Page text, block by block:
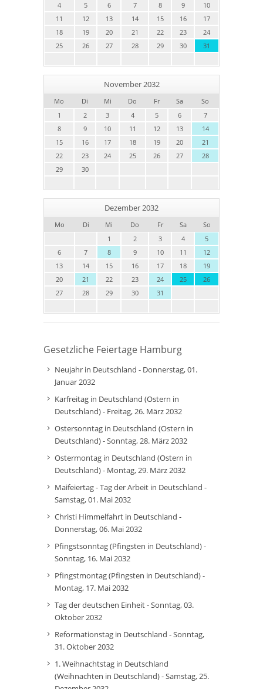
4 5 6 7 8 9
10
11
12 13 14 15 16
17
18
19 20 21 22 23
24
25
26 27 28 29 30 31
November 2032
Mo Di Mi Do Fr Sa
So
1
2 3 4 5 6
7
8
9 10 11 12 13
14
15
16 17 18 19 20
21
22
23 24 25 26 27
28
29
30
Dezember 2032
Mo Di Mi Do Fr Sa
So
1
2 3 4
5
6
7 8 9 10 11
12
13
14 15 16 17 18
19
20
21 22 23 24 25
26
27
28 29 30 31
Gesetzliche Feiertage Hamburg
Neujahr in Deutschland - Donnerstag, 01.
Januar 2032
Karfreitag in Deutschland (Ostern in
Deutschland) - Freitag, 26. März 2032
Ostersonntag in Deutschland (Ostern in
Deutschland) - Sonntag, 28. März 2032
Ostermontag in Deutschland (Ostern in
Deutschland) - Montag, 29. März 2032
Maifeiertag - Tag der Arbeit in Deutschland -
Samstag, 01. Mai 2032
Christi Himmelfahrt in Deutschland -
Donnerstag, 06. Mai 2032
Pfingstsonntag (Pfingsten in Deutschland) -
Sonntag, 16. Mai 2032
Pfingstmontag (Pfingsten in Deutschland) -
Montag, 17. Mai 2032
Tag der deutschen Einheit - Sonntag, 03.
Oktober 2032
Reformationstag in Deutschland - Sonntag,
31. Oktober 2032
1. Weihnachtstag in Deutschland
(Weihnachten in Deutschland) - Samstag, 25.